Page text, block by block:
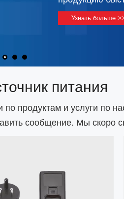
питания
по продуктам и услуги по
сообщение. Мы скоро